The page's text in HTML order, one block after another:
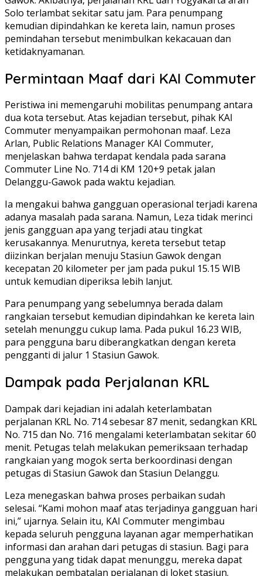
Solo terlambat sekitar satu jam. Para penumpang
kemudian dipindahkan ke kereta lain, namun proses
pemindahan tersebut menimbulkan kekacauan dan
ketidaknyamanan.
Permintaan Maaf dari KAI Commuter
Peristiwa ini memengaruhi mobilitas penumpang antara
dua kota tersebut. Atas kejadian tersebut, pihak KAI
Commuter menyampaikan permohonan maaf. Leza
Arlan, Public Relations Manager KAI Commuter,
menjelaskan bahwa terdapat kendala pada sarana
Commuter Line No. 714 di KM 120+9 petak jalan
Delanggu-Gawok pada waktu kejadian.
Ia mengakui bahwa gangguan operasional terjadi karena
adanya masalah pada sarana. Namun, Leza tidak merinci
jenis gangguan apa yang terjadi atau tingkat
kerusakannya. Menurutnya, kereta tersebut tetap
diizinkan berjalan menuju Stasiun Gawok dengan
kecepatan 20 kilometer per jam pada pukul 15.15 WIB
untuk kemudian diperiksa lebih lanjut.
Para penumpang yang sebelumnya berada dalam
rangkaian tersebut kemudian dipindahkan ke kereta lain
setelah menunggu cukup lama. Pada pukul 16.23 WIB,
para pengguna baru diberangkatkan dengan kereta
pengganti di jalur 1 Stasiun Gawok.
Dampak pada Perjalanan KRL
Dampak dari kejadian ini adalah keterlambatan
perjalanan KRL No. 714 sebesar 87 menit, sedangkan KRL
No. 715 dan No. 716 mengalami keterlambatan sekitar 60
menit. Petugas telah melakukan pemeriksaan terhadap
rangkaian yang mogok serta berkoordinasi dengan
petugas di Stasiun Gawok dan Stasiun Delanggu.
Leza menegaskan bahwa proses perbaikan sudah
selesai. “Kami mohon maaf atas terjadinya gangguan hari
ini,” ujarnya. Selain itu, KAI Commuter mengimbau
kepada seluruh pengguna layanan agar memperhatikan
informasi dan arahan dari petugas di stasiun. Bagi para
pengguna yang tidak dapat menunggu, mereka dapat
melakukan pembatalan perjalanan di loket stasiun.